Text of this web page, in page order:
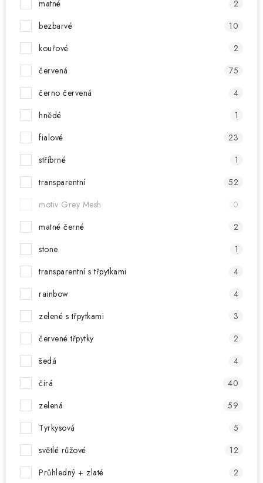
matné
2
bezbarvé
10
kouřové
2
červená
75
černo červená
4
hnědé
1
fialové
23
stříbrné
1
transparentní
52
motiv Grey Mesh
0
matné černé
2
stone
1
transparentní s třpytkami
4
rainbow
4
zelené s třpytkami
3
červené třpytky
2
šedá
4
čirá
40
zelená
59
Tyrkysová
5
světlé růžové
12
Průhledný + zlaté
2